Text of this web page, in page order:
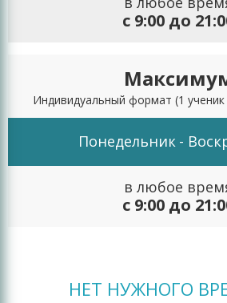
с 9:00 до
Индивидуальный формат (1
Понедельник -
в любое
с 9:00 до
НЕТ НУЖНОГО